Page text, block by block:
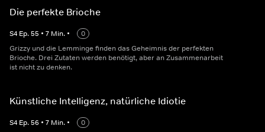
Die perfekte Brioche
S4 Ep.55 • 7 Min. •
0
Grizzy und die Lemminge finden das Geheimnis der perfekten
Brioche. Drei Zutaten werden benötigt, aber an Zusammenarbeit
ist nicht zu denken.
Künstliche Intelligenz, natürliche Idiotie
S4 Ep.56 • 7 Min. •
0